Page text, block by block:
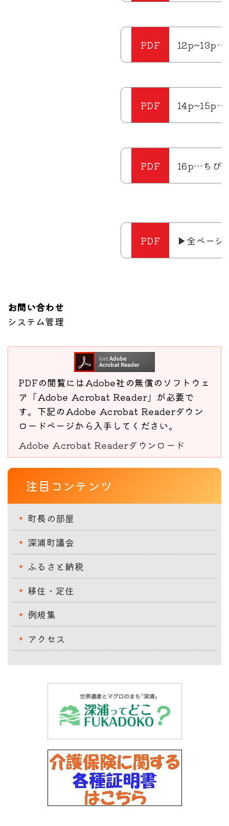
12p~13p…
14p~15p…
16p…ちび
▶全ページ
お問い合わせ
システム管理
PDFの閲覧にはAdobe社の無償のソフトウェ
ア「Adobe Acrobat Reader」が必要で
す。下記のAdobe Acrobat Readerダウン
ロードページから入手してください。
Adobe Acrobat Readerダウンロード
注目コンテンツ
町長の部屋
深浦町議会
ふるさと納税
移住・定住
例規集
アクセス